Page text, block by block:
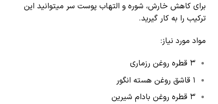
برای کاهش خارش، شوره و التهاب پوست سر میتوانید این
ترکیب را به کار گیرید.
مواد مورد نیاز:
۳ قطره روغن رزماری
۱ قاشق روغن هسته انگور
۳ قطره روغن بادام شیرین